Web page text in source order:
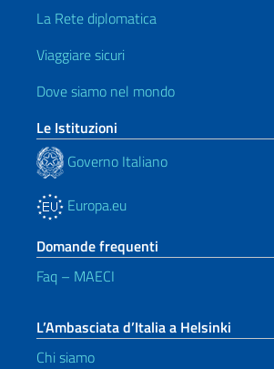
La Rete diplomatica
Viaggiare sicuri
Dove siamo nel mondo
Le Istituzioni
Governo Italiano
Europa.eu
Domande frequenti
Faq – MAECI
L’Ambasciata d’Italia a Helsinki
Chi siamo